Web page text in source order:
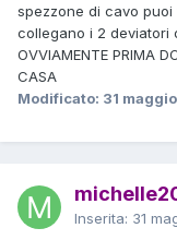
spezzone di cavo
collegano i 2 deviatori
OVVIAMENTE PRIMA
CASA
Modificato: 31
Inserita: 31